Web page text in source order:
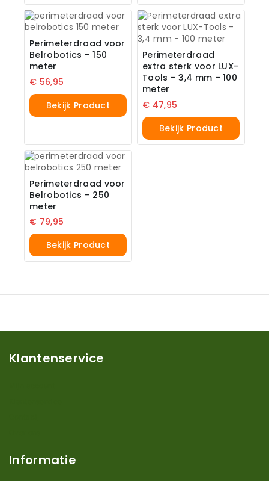
Perimeterdraad voor
Belrobotics – 150
meter
€ 56,95
Bekijk Product
Perimeterdraad
extra sterk voor LUX-
Tools – 3,4 mm – 100
meter
€ 47,95
Bekijk Product
Perimeterdraad voor
Belrobotics – 250
meter
€ 79,95
Bekijk Product
Klantenservice
Informatie